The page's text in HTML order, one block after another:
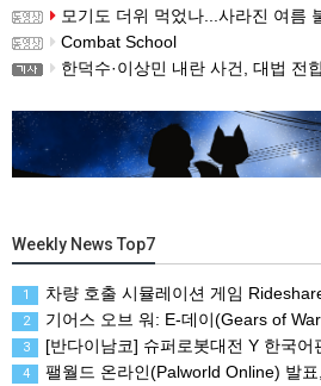
모기도 더위 먹었나...사라진 여름
Combat School
한덕수·이상민 내란 사건, 대법 전합 심리…"
Weekly News Top7
1 차량 호출 시뮬레이션 게임
2 기어스 오브 워: E-데이(Gears of War: E-Day)
3 [반다이남코] 슈퍼로봇대전 Y 한국어판 유료 DLC 애
4 팰월드 온라인(Palworld Online) 발표, 모바일용 오